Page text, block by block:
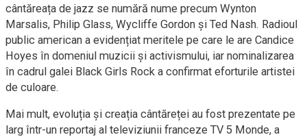
cântăreața de jazz se numără nume precum Wynton
Marsalis, Philip Glass, Wycliffe Gordon și Ted Nash. Radioul
public american a evidențiat meritele pe care le are Candice
Hoyes în domeniul muzicii și activismului, iar nominalizarea
în cadrul galei Black Girls Rock a confirmat eforturile artistei
de culoare.
Mai mult, evoluția și creația cântăreței au fost prezentate pe
larg într-un reportaj al televiziunii franceze TV 5 Monde, a